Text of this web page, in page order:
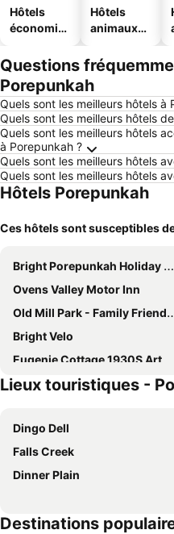
Hôtels
économiq
Hôtels
animaux
Questions
Porepunkah
Quels sont les meilleurs hôtels à
Quels sont les meilleurs hôtels
Quels sont les meilleurs hôtels
à Porepunkah ?
Quels sont les meilleurs hôtels
Quels sont les meilleurs hôtels
Hôtels Porepunkah
Ces hôtels sont susceptibles
Bright Porepunkah Holiday Park
Ovens Valley Motor Inn
Old Mill Park - Family Friendly And Pet Friendly
Bright Velo
Eugenie Cottage 1930S Art Deco
Morses Secret
Abbys Cottages
Lieux touristiques -
Dingo Dell
Falls Creek
Dinner Plain
Destinations